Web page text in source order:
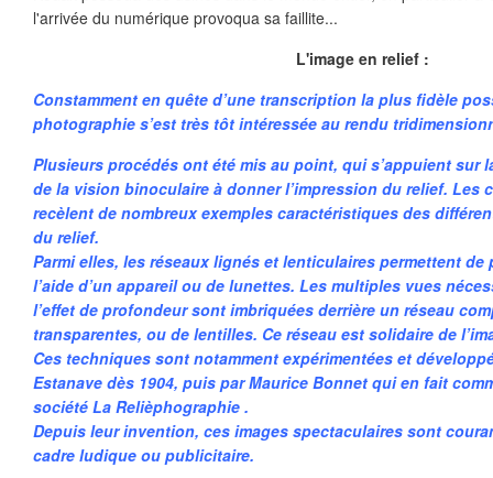
l'arrivée du numérique provoqua sa faillite...
L'image en relief :
Constamment en quête d’une transcription la plus fidèle
photographie s’est très tôt intéressée au rendu
Plusieurs procédés ont été mis au point, qui s’appuient sur
de la vision binoculaire à donner l’impression du relief. Les
recèlent de nombreux exemples caractéristiques des
du relief.
Parmi elles, les réseaux lignés et lenticulaires permettent de
l’aide d’un appareil ou de lunettes. Les multiples vues
l’effet de profondeur sont imbriquées derrière un réseau
transparentes, ou de lentilles. Ce réseau est solidaire de
Ces techniques sont notamment expérimentées et
Estanave dès 1904, puis par Maurice Bonnet qui en fait
société La Relièphographie .
Depuis leur invention, ces images spectaculaires sont
cadre ludique ou publicitaire.